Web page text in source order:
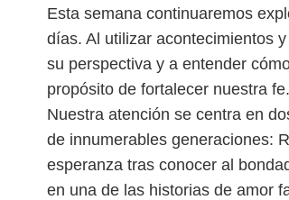
Esta semana continuaremos
días. Al utilizar acontecimientos
su perspectiva y a entender
propósito de fortalecer nuestra fe.
Nuestra atención se centra en
de innumerables generaciones:
esperanza tras conocer al
en una de las historias de amor